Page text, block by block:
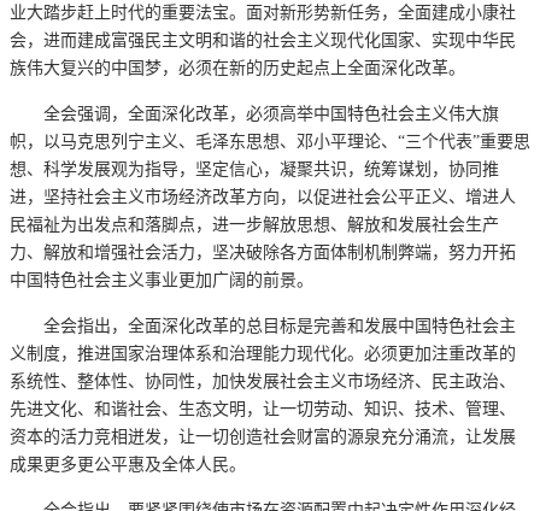
业大踏步赶上时代的重要法宝。面对新形势新任务，全面建成小康社
会，进而建成富强民主文明和谐的社会主义现代化国家、实现中华民
族伟大复兴的中国梦，必须在新的历史起点上全面深化改革。
全会强调，全面深化改革，必须高举中国特色社会主义伟大旗
帜，以马克思列宁主义、毛泽东思想、邓小平理论、“三个代表”重要思
想、科学发展观为指导，坚定信心，凝聚共识，统筹谋划，协同推
进，坚持社会主义市场经济改革方向，以促进社会公平正义、增进人
民福祉为出发点和落脚点，进一步解放思想、解放和发展社会生产
力、解放和增强社会活力，坚决破除各方面体制机制弊端，努力开拓
中国特色社会主义事业更加广阔的前景。
全会指出，全面深化改革的总目标是完善和发展中国特色社会主
义制度，推进国家治理体系和治理能力现代化。必须更加注重改革的
系统性、整体性、协同性，加快发展社会主义市场经济、民主政治、
先进文化、和谐社会、生态文明，让一切劳动、知识、技术、管理、
资本的活力竞相迸发，让一切创造社会财富的源泉充分涌流，让发展
成果更多更公平惠及全体人民。